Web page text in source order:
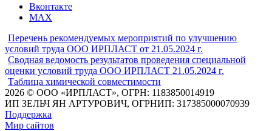
Вконтакте
MAX
Перечень рекомендуемых мероприятий по улучшению
условий труда ООО ИРПЛАСТ от 21.05.2024 г.
Сводная ведомость результатов проведения специальной
оценки условий труда ООО ИРПЛАСТ 21.05.2024 г.
Таблица химической совместимости
2026 © ООО «ИРПЛАСТ», ОГРН: 1183850014919
ИП ЗЕЛЬЧ ЯН АРТУРОВИЧ, ОГРНИП: 317385000070939
Поддержка
Мир сайтов